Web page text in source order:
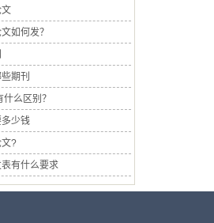
如何发？
期刊
么区别？
少钱
文?
有什么要求